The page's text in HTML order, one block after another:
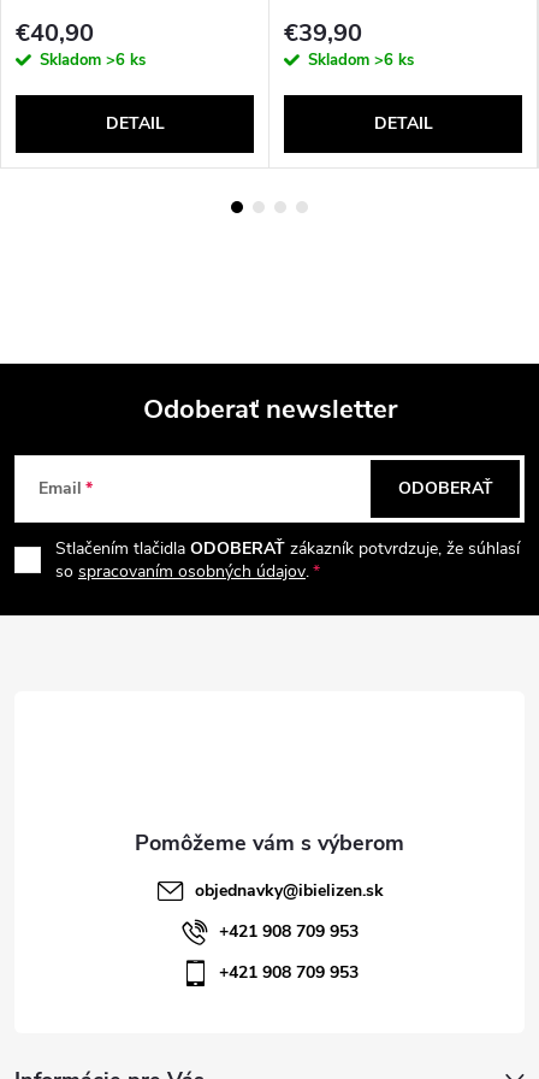
€40,90
Skladom >6 ks
DETAIL
€39,90
Skladom >6 ks
DETAIL
Z
á
p
Odoberať newsletter
Email
Stlačením tlačidla ODOBERAŤ zákazník potvrdzuje, že súhlasí
so spracovaním osobných údajov.
ODOBERAŤ
objednavky@ibielizen.sk
+421 908 709 953
+421 908 709 953